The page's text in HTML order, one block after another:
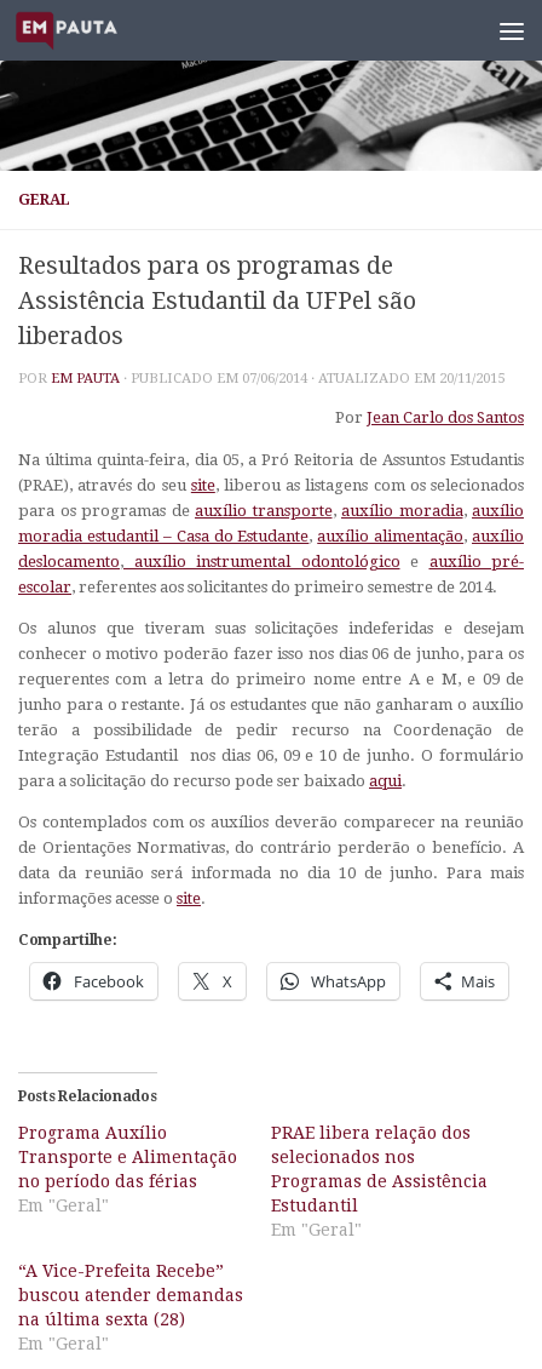
Skip to content
GERAL
Resultados para os programas de
Assistência Estudantil da UFPel são
liberados
POR EM PAUTA · PUBLICADO EM 07/06/2014 · ATUALIZADO EM 20/11/2015
Por Jean Carlo dos Santos
Na última quinta-feira, dia 05, a Pró Reitoria de Assuntos Estudantis
(PRAE), através do seu site, liberou as listagens com os selecionados
para os programas de auxílio transporte, auxílio moradia, auxílio
moradia estudantil – Casa do Estudante,auxílio alimentação, auxílio
deslocamento, auxílio instrumental odontológico e auxílio pré-
escolar, referentes aos solicitantes do primeiro semestre de 2014.
Os alunos que tiveram suas solicitações indeferidas e desejam
conhecer o motivo poderão fazer isso nos dias 06 de junho, para os
requerentes com a letra do primeiro nome entre A e M, e 09 de
junho para o restante. Já os estudantes que não ganharam o auxílio
terão a possibilidade de pedir recurso na Coordenação de
Integração Estudantil nos dias 06, 09 e 10 de junho. O formulário
para a solicitação do recurso pode ser baixado aqui.
Os contemplados com os auxílios deverão comparecer na reunião
de Orientações Normativas, do contrário perderão o benefício. A
data da reunião será informada no dia 10 de junho. Para mais
informações acesse o site.
Compartilhe:
Facebook X WhatsApp Mais
Posts Relacionados
Programa Auxílio
Transporte e Alimentação
no período das férias
Em "Geral"
PRAE libera relação dos
selecionados nos
Programas de Assistência
Estudantil
Em "Geral"
“A Vice-Prefeita Recebe”
buscou atender demandas
na última sexta (28)
Em "Geral"